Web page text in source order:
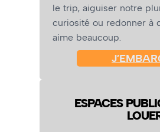
le trip, aiguiser notre
curiosité ou redonner à
aime beaucoup.
ESPACES